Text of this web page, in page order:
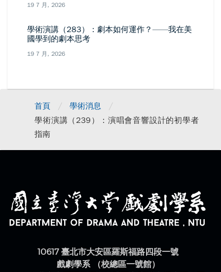
19 7 月, 2026
學術演講（283）：劇本如何運作？——我在美
國學到的劇本思考
19 7 月, 2026
首頁 / 學術消息 /
學術演講（239）：演唱會音響設計的初學者
指南
10617 臺北市大安區羅斯福路四段一號
戲劇學系 （校總區一號館）